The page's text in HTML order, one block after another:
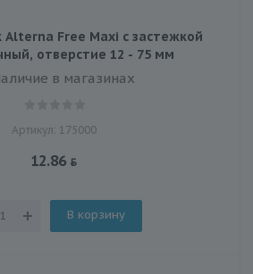
Free Maxi с застежкой
отверстие 12 - 75 мм
в магазинах
Артикул: 175000
12.86
В корзину